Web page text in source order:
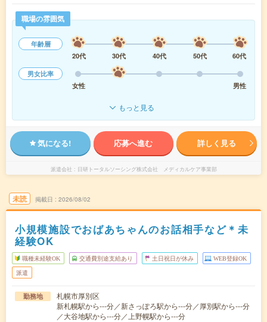
職場の雰囲気
年齢層
20代
30代 40代 50代
60代
男女比率
女性
男性
もっと見る
気になる! 応募へ進む 詳しく見る
派遣会社 日研トータルソーシング株式会社 メディカルケア事業部
未読 掲載日 2026/08/02
小規模施設でおばあちゃんのお話相手など＊未
経験OK
職種未経験OK 交通費別途支給あり 土日祝日が休み WEB登録OK
派遣
勤務地
札幌市厚別区
新札幌駅から---分／新さっぽろ駅から---分／厚別駅から---分
／大谷地駅から---分／上野幌駅から---分